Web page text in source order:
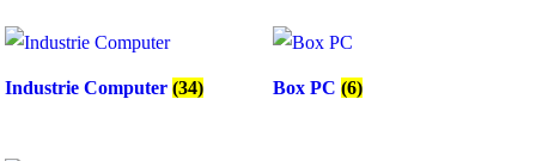
Industrie Computer (34) Box PC (6)